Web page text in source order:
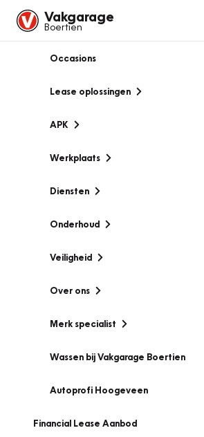
Vakgarage
Boertien
Occasions
Lease oplossingen
APK
Werkplaats
Diensten
Onderhoud
Veiligheid
Over ons
Merk specialist
Wassen bij Vakgarage Boertien
Autoprofi Hoogeveen
Financial Lease Aanbod